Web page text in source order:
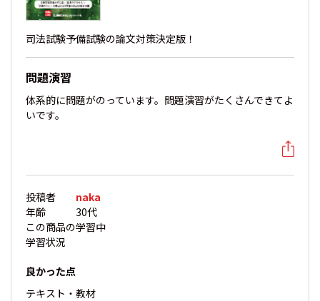
司法試験予備試験の論文対策決定版！
問題演習
体系的に問題がのっています。問題演習がたくさんできてよ
いです。
投稿者
naka
年齢
30代
この商品の
学習状況
学習中
良かった点
テキスト・教材